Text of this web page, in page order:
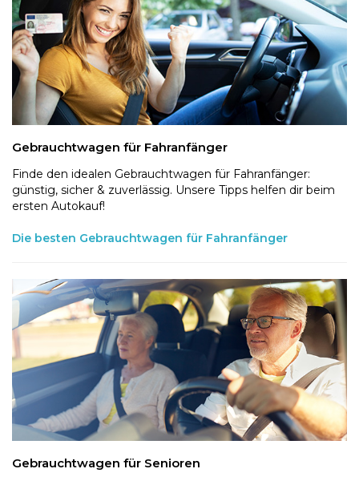
Gebrauchtwagen für Fahranfänger
Finde den idealen Gebrauchtwagen für Fahranfänger:
günstig, sicher & zuverlässig. Unsere Tipps helfen dir beim
ersten Autokauf!
Die besten Gebrauchtwagen für Fahranfänger
Gebrauchtwagen für Senioren